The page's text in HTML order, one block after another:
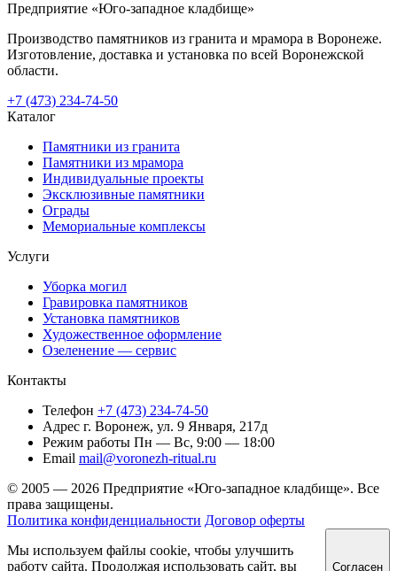
Предприятие «Юго-западное кладбище»
Производство памятников из гранита и мрамора в Воронеже.
Изготовление, доставка и установка по всей Воронежской
области.
+7 (473) 234-74-50
Каталог
Памятники из гранита
Памятники из мрамора
Индивидуальные проекты
Эксклюзивные памятники
Ограды
Мемориальные комплексы
Услуги
Уборка могил
Гравировка памятников
Установка памятников
Художественное оформление
Озеленение — сервис
Контакты
Телефон +7 (473) 234-74-50
Адрес г. Воронеж, ул. 9 Января, 217д
Режим работы Пн — Вс, 9:00 — 18:00
Email mail@voronezh-ritual.ru
© 2005 — 2026 Предприятие «Юго-западное кладбище». Все
права защищены.
Политика конфиденциальности Договор оферты
Мы используем файлы cookie, чтобы улучшить
работу сайта. Продолжая использовать сайт, вы
Согласен